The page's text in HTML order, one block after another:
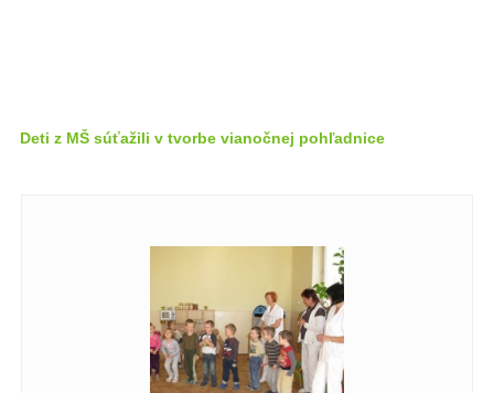
Deti z MŠ súťažili v tvorbe vianočnej pohľadnice